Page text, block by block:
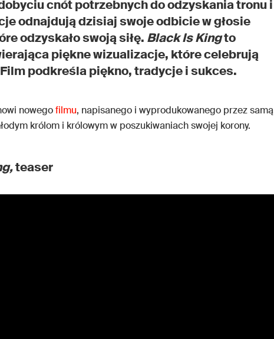
cnót potrzebnych do odzyskania tronu i
odnajdują dzisiaj swoje odbicie w głosie
odzyskało swoją siłę. Black Is Kingto
piękne wizualizacje, które celebrują
podkreśla piękno, tradycje i sukces.
nowegofilmu, napisanego i wyprodukowanego przez samą
królom i królowym w poszukiwaniach swojej korony.
teaser